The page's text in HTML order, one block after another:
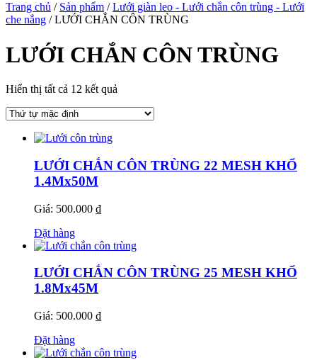
Trang chủ / Sản phẩm /Lưới giàn leo - Lưới chắn côn trùng - Lưới
che nắng / LƯỚI CHẮN CÔN TRÙNG
LƯỚI CHẮN CÔN TRÙNG
Hiển thị tất cả 12 kết quả
LƯỚI CHẮN CÔN TRÙNG 22 MESH KHỔ
1.4Mx50M
Giá: 500.000 ₫
Đặt hàng
LƯỚI CHẮN CÔN TRÙNG 25 MESH KHỔ
1.8Mx45M
Giá: 500.000 ₫
Đặt hàng